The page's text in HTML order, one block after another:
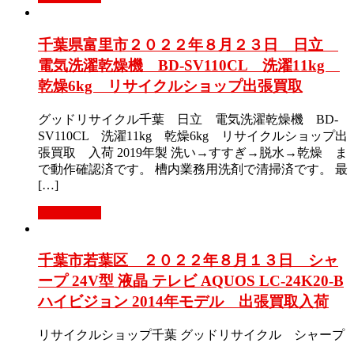
千葉県富里市２０２２年８月２３日 日立
電気洗濯乾燥機 BD-SV110CL 洗濯11kg
乾燥6kg リサイクルショップ出張買取
グッドリサイクル千葉 日立 電気洗濯乾燥機 BD-
SV110CL 洗濯11kg 乾燥6kg リサイクルショップ出
張買取 入荷 2019年製 洗い→すすぎ→脱水→乾燥 ま
で動作確認済です。 槽内業務用洗剤で清掃済です。 最
[…]
千葉市若葉区 ２０２２年８月１３日 シャ
ープ 24V型 液晶 テレビ AQUOS LC-24K20-B
ハイビジョン 2014年モデル 出張買取入荷
リサイクルショップ千葉 グッドリサイクル シャープ